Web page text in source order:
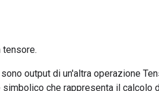
output di un'altra operazione
che rappresenta il calcolo